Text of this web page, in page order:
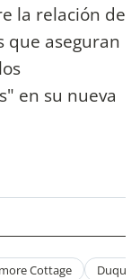
la relación de
que aseguran
en su nueva
Cottage